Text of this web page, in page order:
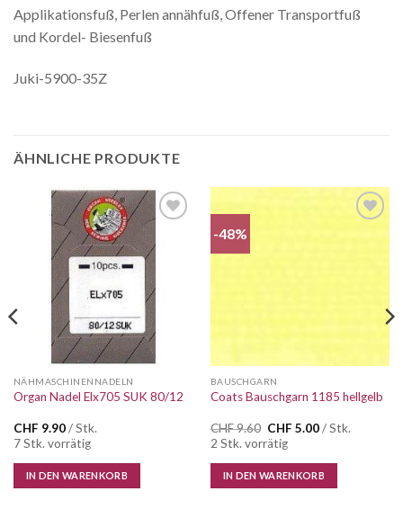
Applikationsfuß, Perlen annähfuß, Offener Transportfuß
und Kordel- Biesenfuß
Juki-5900-35Z
ÄHNLICHE PRODUKTE
Auf die
Wunschliste
NÄHMASCHINENNADELN
Organ Nadel Elx705 SUK 80/12
CHF 9.90/ Stk.
7 Stk. vorrätig
IN DEN WARENKORB
-48%
BAUSCHGARN
Coats Bauschgarn 1185 hellgelb
CHF9.60 Ursprünglicher
Preis
war:
CHF 9.60
CHF 5.00Aktueller
CHF 5.00.
/ Stk.
2 Stk. vorrätig
IN DEN WARENKORB